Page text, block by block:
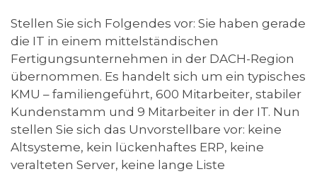
Stellen Sie sich Folgendes vor: Sie haben gerade
die IT in einem mittelständischen
Fertigungsunternehmen in der DACH-Region
übernommen. Es handelt sich um ein typisches
KMU – familiengeführt, 600 Mitarbeiter, stabiler
Kundenstamm und 9 Mitarbeiter in der IT. Nun
stellen Sie sich das Unvorstellbare vor: keine
Altsysteme, kein lückenhaftes ERP, keine
veralteten Server, keine lange Liste